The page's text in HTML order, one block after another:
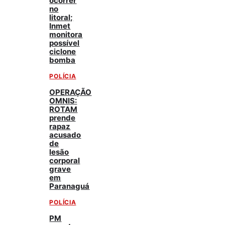
no
litoral;
Inmet
monitora
possível
ciclone
bomba
POLÍCIA
OPERAÇÃO
OMNIS:
ROTAM
prende
rapaz
acusado
de
lesão
corporal
grave
em
Paranaguá
POLÍCIA
PM